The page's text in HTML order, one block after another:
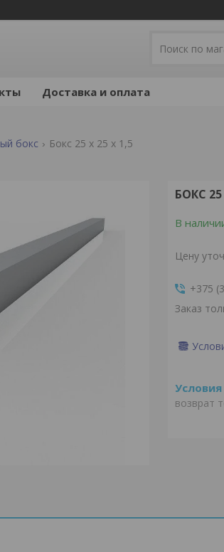
Доставка и оплата
бокс Бокс 25 x 25 x 1,5
БОКС 25
В
Цену
+375
Заказ
возврат